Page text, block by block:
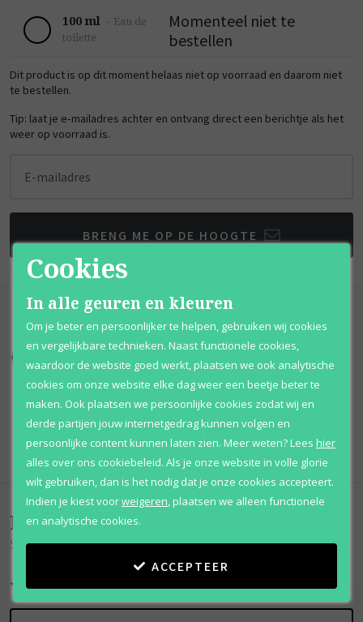
100 ml - Eau de
toilette
Momenteel niet te
bestellen
Dit product is op dit moment helaas niet op voorraad en daarom niet
te bestellen.
Tip: laat je e-mailadres achter en ontvang direct een berichtje als het
weer op voorraad is.
E-mailadres
BRENG ME OP DE HOOGTE
Qshops Keurmerk
Beoordelingen
Sunset Fantasy
Cookies
In alle geuren en kleuren
Om je beter en persoonlijker te helpen, gebruiken wij cookies
en vergelijkbare technieken. Naast functionele cookies,
waardoor de website goed werkt, plaatsen we ook analytische
cookies om onze website elke dag weer een beetje beter te
maken. Ook plaatsen we persoonlijke cookies zodat wij en
derde partijen jouw internetgedrag kunnen volgen en
persoonlijke content kunnen laten zien. Meer weten?Lees hier
alles over ons cookiebeleid. Als je onze website in volle glorie
wilt gebruiken, dan is het nodig dat je onze cookies accepteert.
Indien je kiest voorweigeren,plaatsen we alleen functionele
en analytische cookies.
ACCEPTEER